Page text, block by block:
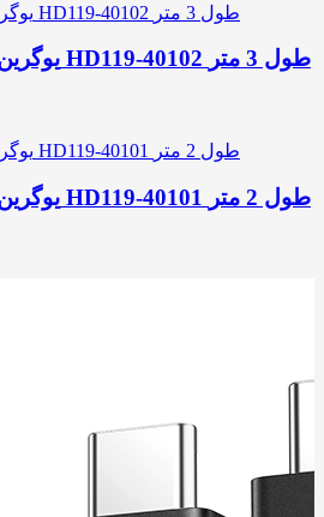
کابل HDMI 4K یوگرین مدل HD119-40102 طول 3 متر
کابل HDMI 4K یوگرین مدل HD119-40101 طول 2 متر